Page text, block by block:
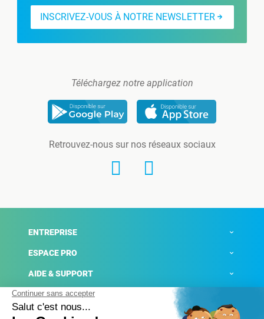
INSCRIVEZ-VOUS À NOTRE NEWSLETTER
Téléchargez notre application
Retrouvez-nous sur nos réseaux sociaux
ENTREPRISE
ESPACE PRO
AIDE & SUPPORT
ACTUALITÉS